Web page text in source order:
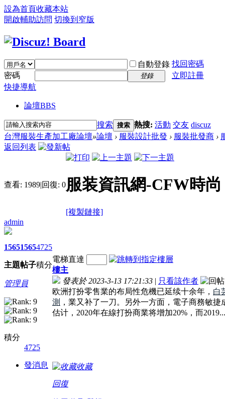
設為首頁收藏本站
開啟輔助訪問 切換到窄版
自動登錄 找回密碼
密碼
登錄
立即註冊
快捷導航
論壇BBS
搜索 搜索 熱搜: 活動 交友 discuz
台灣服裝生產加工廠論壇»論壇 › 服裝設計批發 › 服裝批發商 ›
返回列表
查看: 1989|回復: 0服装資訊網-CFW時尚
[複製鏈接]
admin
1565
主題
1565
帖子
4725
積分
管理員
積分
4725
發消息
電梯直達
樓主
發表於 2023-3-13 17:21:33 | 只看該作者
欧洲打扮零售業的布局性危機已延续十余年， 白
測 ，業又补了一刀。另外一方面，電子商務敏捷
估计，2020年在線打扮商業将增加20%，而2019...
收藏
回復